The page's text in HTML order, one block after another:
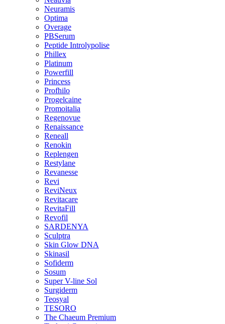
Neuramis
Optima
Overage
PBSerum
Peptide Introlypolise
Phillex
Platinum
Powerfill
Princess
Profhilo
Progelcaine
Promoitalia
Regenovue
Renaissance
Reneall
Renokin
Replengen
Restylane
Revanesse
Revi
ReviNeux
Revitacare
RevitaFill
Revofil
SARDENYA
Sculptra
Skin Glow DNA
Skinasil
Sofiderm
Sosum
Super V-line Sol
Surgiderm
Teosyal
TESORO
The Chaeum Premium